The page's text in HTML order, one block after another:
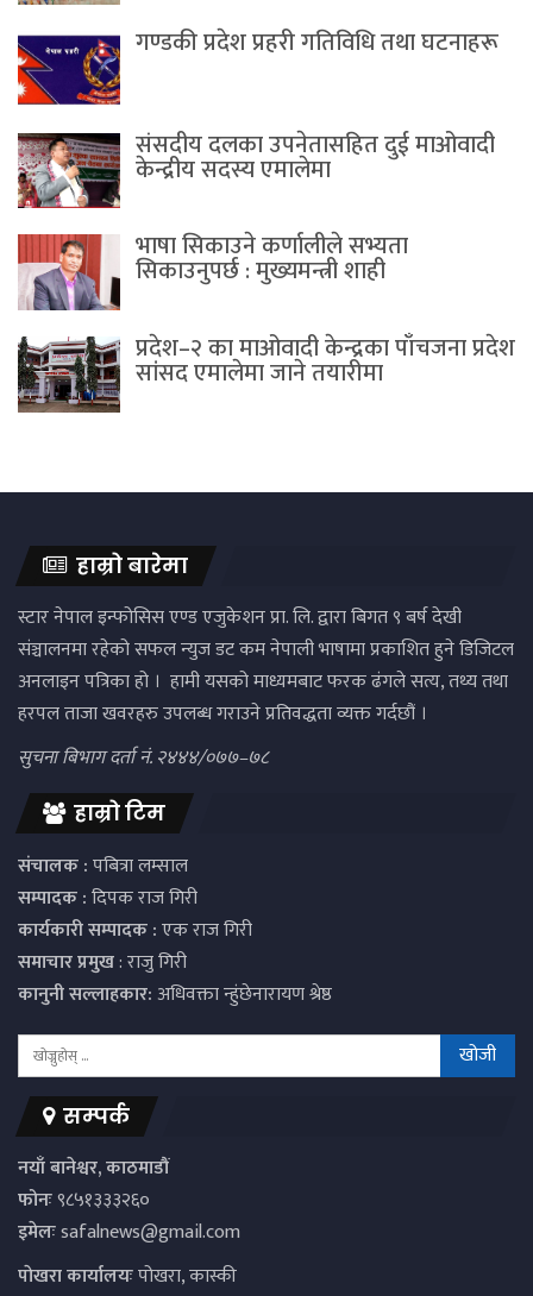
गण्डकी प्रदेश प्रहरी गतिविधि तथा घटनाहरू
संसदीय दलका उपनेतासहित दुई माओवादी
केन्द्रीय सदस्य एमालेमा
भाषा सिकाउने कर्णालीले सभ्यता
सिकाउनुपर्छ : मुख्यमन्त्री शाही
प्रदेश–२ का माओवादी केन्द्रका पाँचजना प्रदेश
सांसद एमालेमा जाने तयारीमा
हाम्रो बारेमा
स्टार नेपाल इन्फोसिस एण्ड एजुकेशन प्रा. लि. द्वारा बिगत ९ बर्ष देखी
संञ्चालनमा रहेको सफल न्युज डट कम नेपाली भाषामा प्रकाशित हुने डिजिटल
अनलाइन पत्रिका हो । हामी यसको माध्यमबाट फरक ढंगले सत्य, तथ्य तथा
हरपल ताजा खवरहरु उपलब्ध गराउने प्रतिवद्धता व्यक्त गर्दछौं ।
सुचना बिभाग दर्ता नं. २४४४/०७७–७८
हाम्रो टिम
संचालक :पबित्रा लम्साल
सम्पादक :दिपक राज गिरी
कार्यकारी सम्पादक :एक राज गिरी
समाचार प्रमुख: राजु गिरी
कानुनी सल्लाहकार:अधिवक्ता न्हुंछेनारायण श्रेष्ठ
सम्पर्क
नयाँ बानेश्वर, काठमाडौं
फोनः९८५१३३३२६०
इमेलःsafalnews@gmail.com
पाेखरा कार्यालयःपोखरा, कास्की